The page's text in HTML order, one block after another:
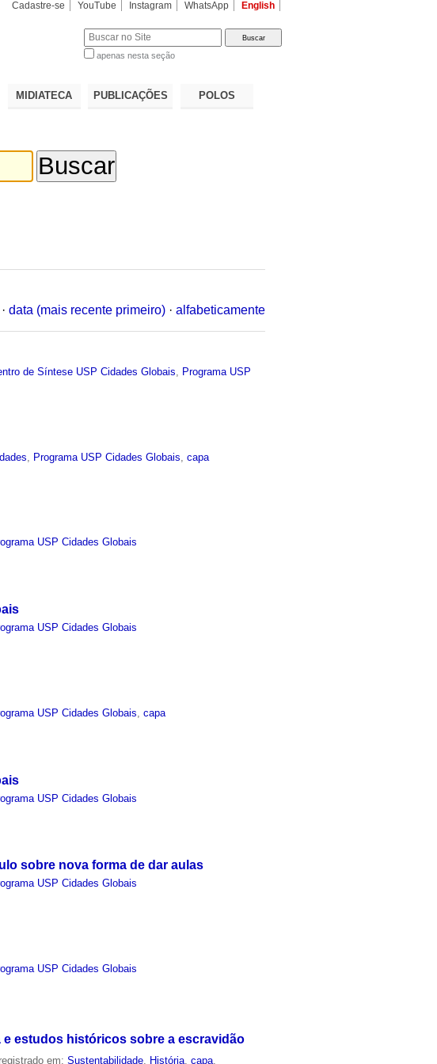
Cadastre-se YouTube Instagram WhatsApp English
apenas nesta seção
MIDIATECA PUBLICAÇÕES POLOS
· data (mais recente primeiro) · alfabeticamente
de Síntese USP Cidades Globais
Programa USP
Programa USP Cidades Globais ,capa
USP Cidades Globais
USP Cidades Globais
USP Cidades Globais ,capa
USP Cidades Globais
sobre nova forma de dar aulas
USP Cidades Globais
USP Cidades Globais
estudos históricos sobre a escravidão
em:Sustentabilidade História ,capa